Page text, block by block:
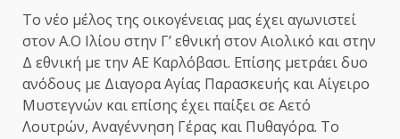
Το νέο μέλος της οικογένειας μας έχει αγωνιστεί
στον Α.Ο Ιλίου στην Γ’ εθνική στον Αιολικό και στην
Δ εθνική με την ΑΕ Καρλόβασι. Επίσης μετράει δυο
ανόδους με Διαγορα Αγίας Παρασκευής και Αίγειρο
Μυστεγνών και επίσης έχει παίξει σε Αετό
Λουτρών, Αναγέννηση Γέρας και Πυθαγόρα. Το